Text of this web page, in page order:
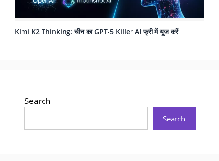
Kimi K2 Thinking: चीन का GPT-5 Killer AI फ्री में यूज करें
Search
Search